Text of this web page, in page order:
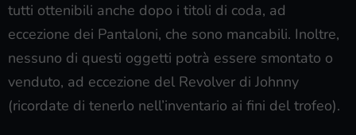
tutti ottenibili anche dopo i titoli di coda, ad
eccezione dei Pantaloni, che sono mancabili. Inoltre,
nessuno di questi oggetti potrà essere smontato o
venduto, ad eccezione del Revolver di Johnny
(ricordate di tenerlo nell’inventario ai fini del trofeo).